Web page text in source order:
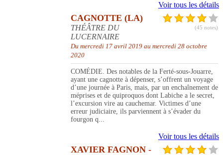
Voir tous les détails
(45 notes)
CAGNOTTE (LA)
THÉÂTRE DU
LUCERNAIRE
Du mercredi 17 avril 2019 au mercredi 28 octobre
2020
COMÉDIE. Des notables de la Ferté-sous-Jouarre,
ayant une cagnotte à dépenser, s’offrent un voyage
d’une journée à Paris, mais, par un enchaînement de
méprises et de quiproquos dont Labiche a le secret,
l’excursion vire au cauchemar. Victimes d’une
erreur judiciaire, ils parviennent à s’évader du
fourgon q...
Voir tous les détails
XAVIER FAGNON -